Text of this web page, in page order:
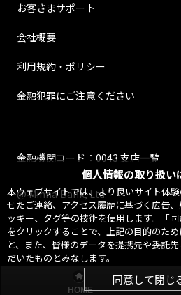
個人情報の取り扱い
本ウェブサイトでは、より良いサイト体
せたご連絡、アクセス履歴に基づく広告
ッキー、タグ等の技術を使用します。「
をクリックすることで、上記の目的のた
と、また、皆様のデータを提携先や委託
だいたものとみなします。
同意して閉じ
お客さまサポート
会社概要
利用規約・ポリシー
金融犯罪にご注意ください
金融機関コード：0043 支店一覧
@ Minna Bank, Ltd.
HOME